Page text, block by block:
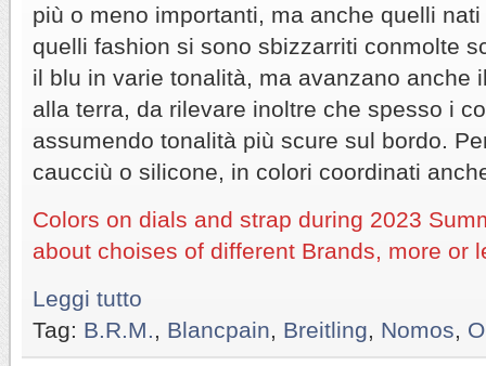
più o meno importanti, ma anche quelli
quelli fashion si sono sbizzarriti conmolte
il blu in varie tonalità, ma avanzano anche
alla terra, da rilevare inoltre che spesso i
assumendo tonalità più scure sul bordo.
caucciù o silicone, in colori coordinati
Colors on dials and strap during 2023
about choises of different Brands, more or
Leggi tutto
Tag: B.R.M. Blancpain Breitling Nomos